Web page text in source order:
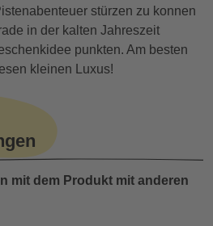
stürzen zu konnen
in der kalten Jahreszeit
punkten. Am besten
kleinen Luxus!
mit dem Produkt mit anderen